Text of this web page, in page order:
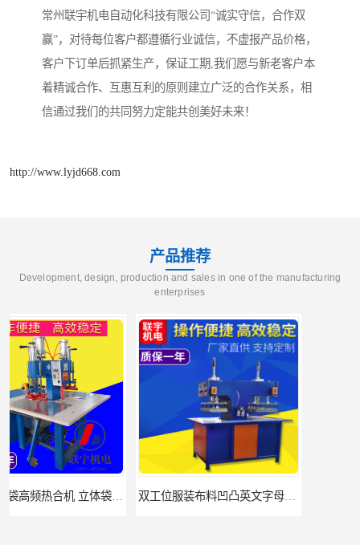
常州联宇机电自动化科技有限公司“诚实守信，合作双
赢”，对待每位客户都遵循行业诚信，不虚报产品价格，
客户下订单后抓紧生产，保证工期,我们愿与新老客户本
着精诚合作、互惠互利的原则建立广泛的合作关系，相
信通过我们的共同努力定能共创美好未来！
http://www.lyjd668.com
产品推荐
Development, design, production and sales in one of the manufacturing
enterprises
双工位服装布料凹凸英文字母压字机找联宇制造厂